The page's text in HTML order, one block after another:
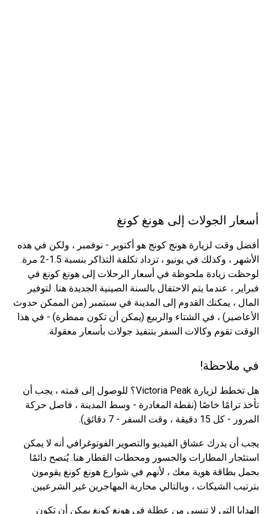
أسعار الجولات إلى هونغ كونغ
أفضل وقت لزيارة هونج كونج هو أكتوبر - نوفمبر ، ولكن في هذه
الأشهر ، وكذلك في يونيو ، تزداد تكلفة التذاكر بنسبة 1.5-2 مرة.
لوحظت زيادة ملحوظة في أسعار الرحلات إلى هونغ كونغ في
فبراير ، عندما يتم الاحتفال بالسنة الصينية الجديدة هنا. لتوفير
المال ، يمكنك القدوم إلى المدينة في سبتمبر (من الممكن حدوث
الأعاصير) ، في الشتاء والربيع (يمكن أن تكون ممطرة) - في هذا
الوقت تقوم وكالات السفر بتنفيذ جولات بأسعار معقولة.
في ملاحظة!
هل تخطط لزيارة Victoria Peak؟ للوصول إلى قمته ، يجب أن
تأخذ ترامًا خاصًا (نقطة المغادرة - وسط المدينة ، فاصل حركة
المرور - كل 15 دقيقة ، وقت السفر - 7 دقائق).
يجب أن يدرك عشاق الفيديو والتصوير الفوتوغرافي أنه لا يمكن
استئجار المطارات والجسور ومحطات القطار هنا. يُنصح دائمًا
بحمل بطاقة هوية معك ، لأنهم في شوارع هونغ كونغ يقومون
بترتيب الشيكات ، وبالتالي محاربة المهاجرين غير الشرعيين.
الهدايا التي لا تنسى من عطلة في هونغ كونغ يمكن أن تكون